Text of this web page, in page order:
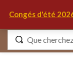
Congés d'été